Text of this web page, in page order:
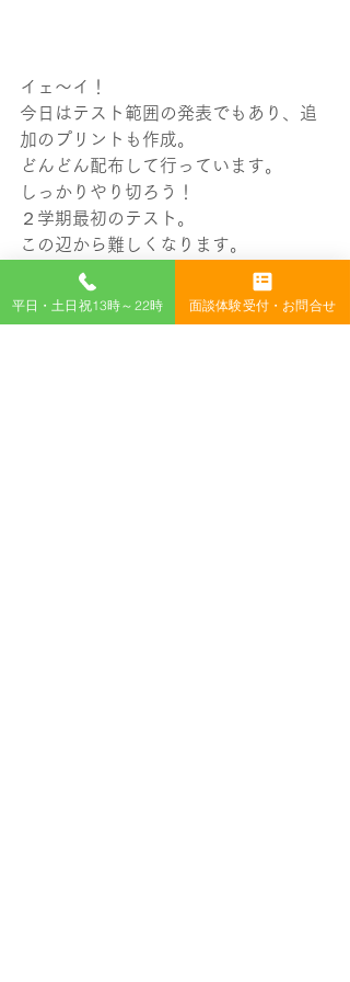
イェ～イ！
今日はテスト範囲の発表でもあり、追
加のプリントも作成。
どんどん配布して行っています。
しっかりやり切ろう！
２学期最初のテスト。
この辺から難しくなります。
油断するな！
明日に、期待！
ホームページは、こちら！
平日・土日祝13時～22時 面談体験受付・お問合せ